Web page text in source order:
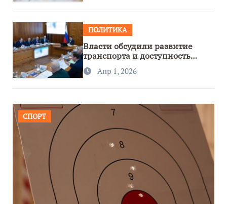
ПОЛИТИКА
Власти обсудили развитие
транспорта и доступность
региона
Апр 1, 2026
СПОРТ